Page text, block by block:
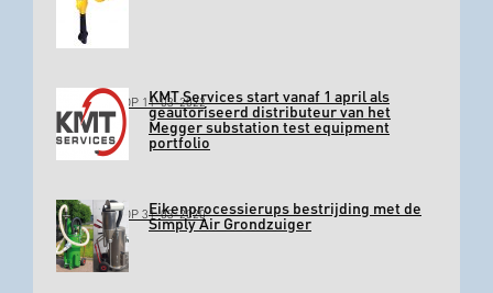
GEPLAATST OP 11-03-2022KMT Services start vanaf 1 april als
geautoriseerd distributeur van het
Megger substation test equipment
portfolio
GEPLAATST OP 31-03-2020Eikenprocessierups bestrijding met de
Simply Air Grondzuiger